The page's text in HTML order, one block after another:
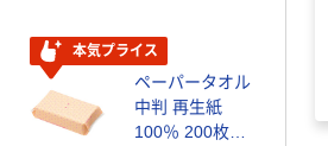
証
本気プライス
ペーパータオル
中判 再生紙
100％ 200枚